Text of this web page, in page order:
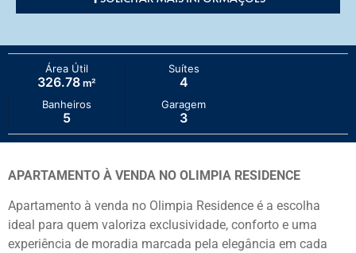
Área Útil
326.78 m²
Suítes
4
Banheiros
5
Garagem
3
APARTAMENTO À VENDA NO OLIMPIA RESIDENCE
Apartamento à venda no Olimpia Residence é a escolha
ideal para quem valoriza exclusividade, conforto e uma
experiência de moradia marcada pela elegância em cada